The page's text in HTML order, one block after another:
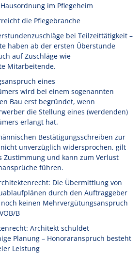
im Pflegeheim
die Pflegebranche
bei Teilzeittätigkeit –
haben ab der ersten Überstunde
auf Zuschläge wie
Mitarbeitende.
eines
wird bei einem sogenannten
Bau erst begründet, wenn
die Stellung eines (werdenden)
erlangt hat.
Bestätigungsschreiben zur
unverzüglich widersprochen, gilt
Zustimmung und kann zum Verlust
führen.
Die Übermittlung von
durch den Auftraggeber
keinen Mehrvergütungsanspruch
B
Architekt schuldet
Planung – Honoraranspruch besteht
Leistung